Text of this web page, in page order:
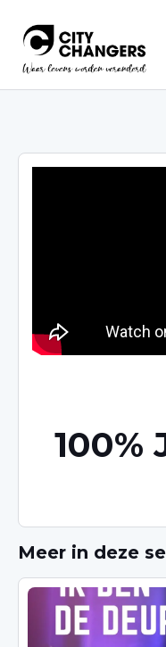
100%
Meer in deze